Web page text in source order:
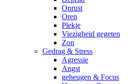
Onrust
Oren
Plekje
Viezigheid gegeten
Zon
Gedrag & Stress
Agressie
Angst
geheugen & Focus